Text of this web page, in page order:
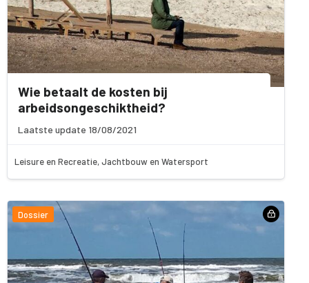
Wie betaalt de kosten bij
arbeidsongeschiktheid?
Laatste update 18/08/2021
Leisure en Recreatie, Jachtbouw en Watersport
Dossier